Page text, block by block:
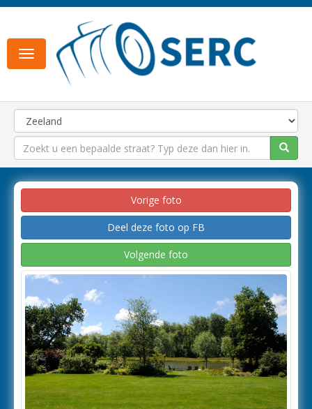
Toggle
navigation
Vorige foto
Deel deze foto op FB
Volgende foto